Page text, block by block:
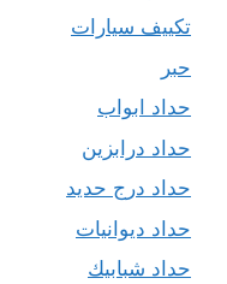
تكييف سيارات
حبر
حداد ابواب
حداد درابزين
حداد درج حديد
حداد ديوانيات
حداد شبابيك